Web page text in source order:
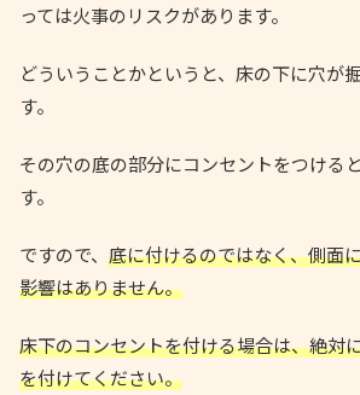
っては火事のリスクがあります。
どういうことかというと、床の下に穴が
す。
その穴の底の部分にコンセントをつける
す。
ですので、 底に付けるのではなく、側面
影響はありません。
床下のコンセントを付ける場合は、絶対
を付けてください。